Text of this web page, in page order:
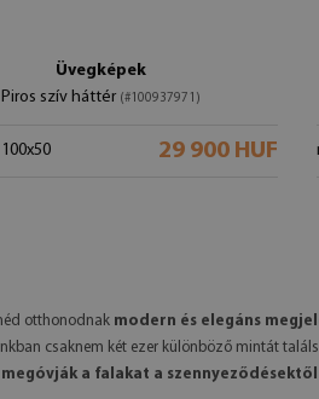
Üvegképek
Piros szív háttér (#100937971)
29 900 HUF
otthonodnak modern és elegáns
csaknem két ezer különböző mintát
megóvják a falakat a